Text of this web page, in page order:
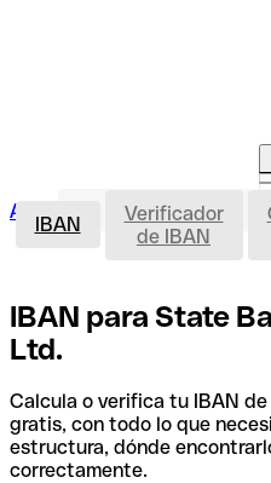
Acceso clientesAbrir cuenta
IBAN
Verificador
de IBAN
IBAN para State
Ltd.
Calcula o verifica tu IBAN
gratis, con todo lo que
estructura, dónde
correctamente.